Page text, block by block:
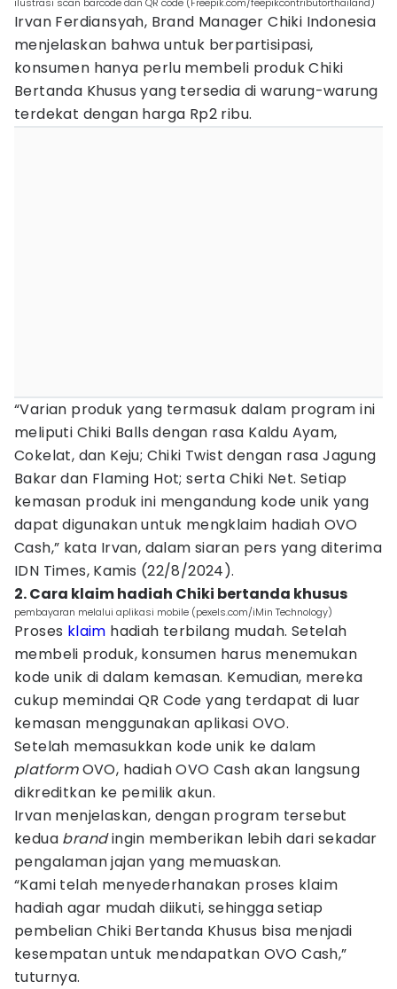
Irvan Ferdiansyah, Brand Manager Chiki Indonesia
menjelaskan bahwa untuk berpartisipasi,
konsumen hanya perlu membeli produk Chiki
Bertanda Khusus yang tersedia di warung-warung
terdekat dengan harga Rp2 ribu.
“Varian produk yang termasuk dalam program ini
meliputi Chiki Balls dengan rasa Kaldu Ayam,
Cokelat, dan Keju; Chiki Twist dengan rasa Jagung
Bakar dan Flaming Hot; serta Chiki Net. Setiap
kemasan produk ini mengandung kode unik yang
dapat digunakan untuk mengklaim hadiah OVO
Cash,” kata Irvan, dalam siaran pers yang diterima
IDN Times, Kamis (22/8/2024).
2. Cara klaim hadiah Chiki bertanda khusus
pembayaran melalui aplikasi mobile (pexels.com/iMin Technology)
Proses klaim hadiah terbilang mudah. Setelah
membeli produk, konsumen harus menemukan
kode unik di dalam kemasan. Kemudian, mereka
cukup memindai QR Code yang terdapat di luar
kemasan menggunakan aplikasi OVO.
Setelah memasukkan kode unik ke dalam
platformOVO, hadiah OVO Cash akan langsung
dikreditkan ke pemilik akun.
Irvan menjelaskan, dengan program tersebut
kedua brandingin memberikan lebih dari sekadar
pengalaman jajan yang memuaskan.
“Kami telah menyederhanakan proses klaim
hadiah agar mudah diikuti, sehingga setiap
pembelian Chiki Bertanda Khusus bisa menjadi
kesempatan untuk mendapatkan OVO Cash,”
tuturnya.